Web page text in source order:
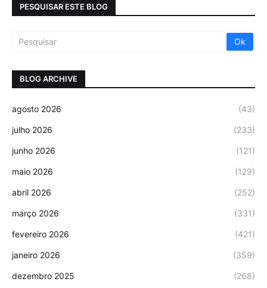
PESQUISAR ESTE BLOG
BLOG ARCHIVE
agosto 2026 (43)
julho 2026 (233)
junho 2026 (121)
maio 2026 (129)
abril 2026 (252)
março 2026 (331)
fevereiro 2026 (421)
janeiro 2026 (359)
dezembro 2025 (268)